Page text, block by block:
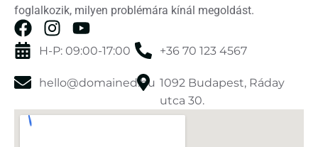
foglalkozik, milyen problémára kínál megoldást.
H-P: 09:00-17:00
hello@domained.hu
+36 70 123 4567
1092 Budapest, Ráday
utca 30.